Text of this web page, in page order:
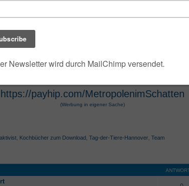
umfangreiche Dark- und Urban-
des Jahres 2100 verwandelt. Die
vertrieben werden. Die Werke,
und technologische Themen bekannt.
Amazon und Barnes & Noble
https://payhip.com/MetropolenimSchatten
(Werbung in eigener Sache)
, Kochbücher zum Download, Tag-der-Tiere-Hannover, Team